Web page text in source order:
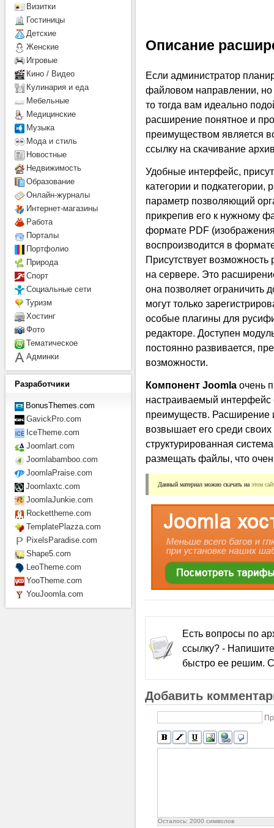
Описание
Если администратор
файловом направлении,
то тогда вам идеально
расширение понятное и
преимуществом является
ссылку на скачивание
Удобные интерфейс,
категории и подкатегории,
параметр позволяющий
прикрепив его к нужному
формате PDF
воспроизводится в
Присутствует
на сервере. Это
она позволяет ограничить
могут только
особые плагины для
редакторе. Доступен
постоянно развивается,
возможности.
Компонент Joomlaочень
настраиваемый
преимуществ. Расширение
возвышает его среди
структурированная
размещать файлы, что
Данный материал можно скачать на этом
Есть вопросы по
ссылку? -
быстро ее решим.
Добавить
Осталось: 2000 символов
Визитки
Гостиницы
Детcкие
Женские
Игровые
Кино / Видео
Кулинария и еда
Мебельные
Медицинские
Музыка
Мода и стиль
Новостные
Недвижимость
Образование
Онлайн-журналы
Интернет-магазины
Работа
Порталы
Портфолио
Природа
Спорт
Социальные сети
Туризм
Хостинг
Фото
Тематическое
Админки
Разработчики
BonusThemes.com
GavickPro.com
IceTheme.com
Joomlart.com
Joomlabamboo.com
JoomlaPraise.com
Joomlaxtc.com
JoomlaJunkie.com
Rockettheme.com
TemplatePlazza.com
PixelsParadise.com
Shape5.com
LeoTheme.com
YooTheme.com
YouJoomla.com